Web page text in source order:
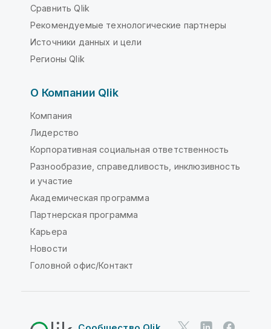
Сравнить Qlik
Рекомендуемые технологические партнеры
Источники данных и цели
Регионы Qlik
О Компании Qlik
Компания
Лидерство
Корпоративная социальная ответственность
Разнообразие, справедливость, инклюзивность
и участие
Академическая программа
Партнерская программа
Карьера
Новости
Головной офис/Контакт